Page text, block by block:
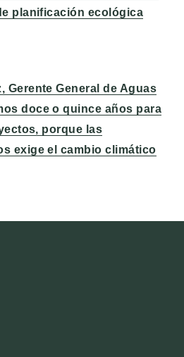
planificación ecológica
Gerente General de Aguas
doce o quince años para
porque las
exige el cambio climático